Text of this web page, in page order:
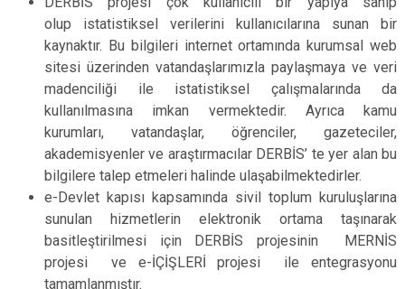
olup istatistiksel verilerini kullanıcılarına sunan bir
kaynaktır. Bu bilgileri internet ortamında kurumsal web
sitesi üzerinden vatandaşlarımızla paylaşmaya ve veri
madenciliği ile istatistiksel çalışmalarında da
kullanılmasına imkan vermektedir. Ayrıca kamu
kurumları, vatandaşlar, öğrenciler, gazeteciler,
akademisyenler ve araştırmacılar DERBİS’ te yer alan bu
bilgilere talep etmeleri halinde ulaşabilmektedirler.
e-Devlet kapısı kapsamında sivil toplum kuruluşlarına
sunulan hizmetlerin elektronik ortama taşınarak
basitleştirilmesi için DERBİS projesinin MERNİS
projesi ve e-İÇİŞLERİ projesi ile entegrasyonu
tamamlanmıştır.